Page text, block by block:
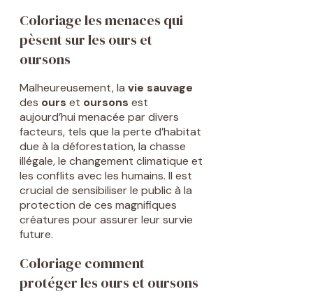
Coloriage les menaces qui
pèsent sur les ours et
oursons
Malheureusement, la vie sauvage
des ours et oursons est
aujourd’hui menacée par divers
facteurs, tels que la perte d’habitat
due à la déforestation, la chasse
illégale, le changement climatique et
les conflits avec les humains. Il est
crucial de sensibiliser le public à la
protection de ces magnifiques
créatures pour assurer leur survie
future.
Coloriage comment
protéger les ours et oursons